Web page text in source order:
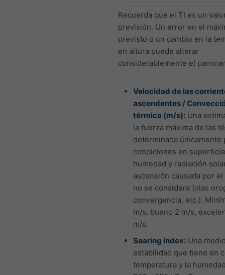
Recuerda que el TI es un
previsión. Un error en el
previsto o un cambio en la
en altura puede alterar
considerablemente el
Velocidad de las
ascendentes /
térmica (m/s): Una
la fuerza máxima de las
determinada únicamente
condiciones en
humedad y radiación
ascensión causada por
no se considera (olas
convergencia, etc.).
m/s, bueno 2 m/s,
m/s.
Soaring index: Una
estabilidad que tiene en
temperatura y la